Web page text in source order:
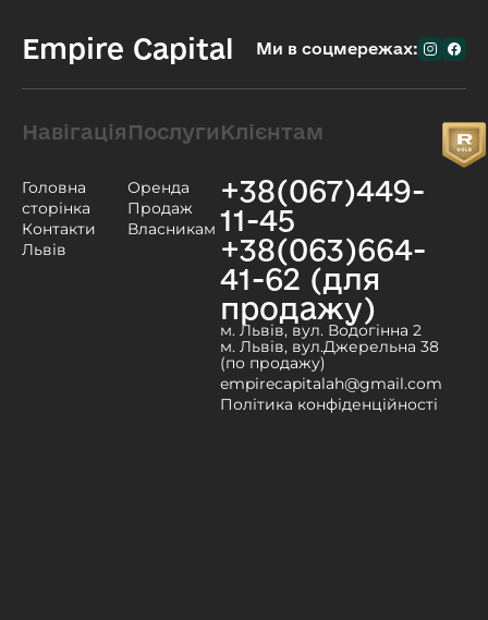
Empire Capital Ми в соцмережах:
Навігація
Головна
сторінка
Контакти
Львів
Послуги
Оренда
Продаж
Власникам
Клієнтам
+38(067)449-
11-45
+38(063)664-
41-62 (для
продажу)
м. Львів, вул. Водогінна 2
м. Львів, вул.Джерельна 38
(по продажу)
empirecapitalah@gmail.com
Політика конфіденційності